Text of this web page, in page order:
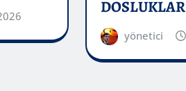
DOSLUKLAR
yönetici